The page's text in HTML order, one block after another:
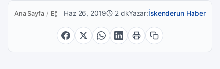
Ana Sayfa / EğitimHaz 26, 2019 2 dkYazar:İskenderun Haber